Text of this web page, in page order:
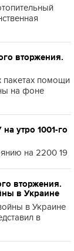
вторжения.
помощи
на фоне
утро 1001-го
на 2200 19
вторжения.
в Украине
в Украине
в